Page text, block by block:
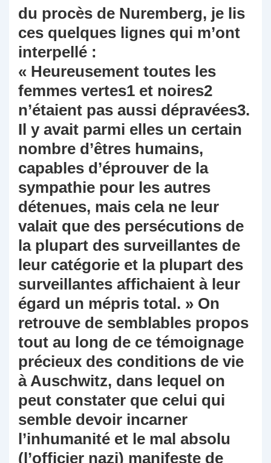
du procès de Nuremberg, je lis
ces quelques lignes qui m’ont
interpellé :
« Heureusement toutes les
femmes vertes1 et noires2
n’étaient pas aussi dépravées3.
Il y avait parmi elles un certain
nombre d’êtres humains,
capables d’éprouver de la
sympathie pour les autres
détenues, mais cela ne leur
valait que des persécutions de
la plupart des surveillantes de
leur catégorie et la plupart des
surveillantes affichaient à leur
égard un mépris total. » On
retrouve de semblables propos
tout au long de ce témoignage
précieux des conditions de vie
à Auschwitz, dans lequel on
peut constater que celui qui
semble devoir incarner
l’inhumanité et le mal absolu
(l’officier nazi) manifeste de